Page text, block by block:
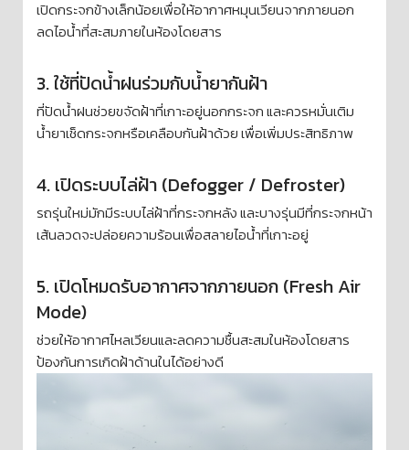
เปิดกระจกข้างเล็กน้อยเพื่อให้อากาศหมุนเวียนจากภายนอก
ลดไอน้ำที่สะสมภายในห้องโดยสาร
3. ใช้ที่ปัดน้ำฝนร่วมกับน้ำยากันฝ้า
ที่ปัดน้ำฝนช่วยขจัดฝ้าที่เกาะอยู่นอกกระจก และควรหมั่นเติม
น้ำยาเช็ดกระจกหรือเคลือบกันฝ้าด้วย เพื่อเพิ่มประสิทธิภาพ
4. เปิดระบบไล่ฝ้า (Defogger / Defroster)
รถรุ่นใหม่มักมีระบบไล่ฝ้าที่กระจกหลัง และบางรุ่นมีที่กระจกหน้า
เส้นลวดจะปล่อยความร้อนเพื่อสลายไอน้ำที่เกาะอยู่
5. เปิดโหมดรับอากาศจากภายนอก (Fresh Air
Mode)
ช่วยให้อากาศไหลเวียนและลดความชื้นสะสมในห้องโดยสาร
ป้องกันการเกิดฝ้าด้านในได้อย่างดี